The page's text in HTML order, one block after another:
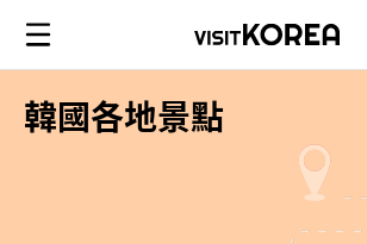
韓國各地景點